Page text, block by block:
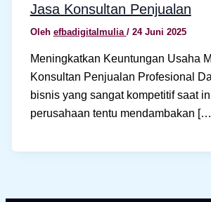
Jasa Konsultan Penjualan
Oleh efbadigitalmulia / 24 Juni 2025
Meningkatkan Keuntungan Usaha
Konsultan Penjualan Profesional
bisnis yang sangat kompetitif saat
perusahaan tentu mendambakan